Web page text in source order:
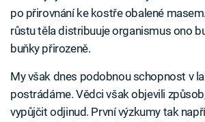
po přirovnání ke kostře obalené
růstu těla distribuuje organismus ono
buňky přirozeně.
My však dnes podobnou schopnost v
postrádáme. Vědci však objevili
vypůjčit odjinud. První výzkumy tak